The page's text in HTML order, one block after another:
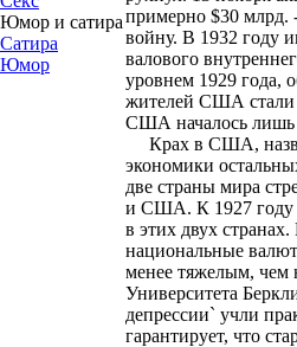
Юмор и сатира
Сатира
Юмор
примерно $30
войну. В 1932 году
валового
уровнем 1929 года,
жителей США стали
США началось лишь
Крах в США,
экономики
две страны мира
и США. К 1927 году
в этих двух
национальные
менее тяжелым, чем
Университета
депрессии` учли
гарантирует, что